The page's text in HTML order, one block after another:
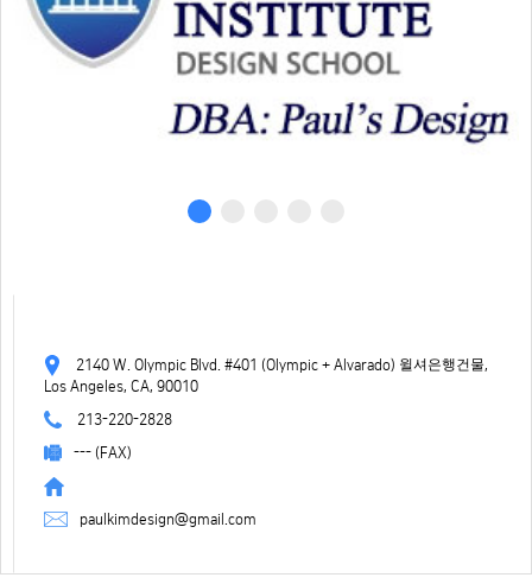
2140 W. Olympic Blvd. #401 (Olympic + Alvarado) 윌셔은행건물,
Los Angeles, CA, 90010
213-220-2828
--- (FAX)
paulkimdesign@gmail.com